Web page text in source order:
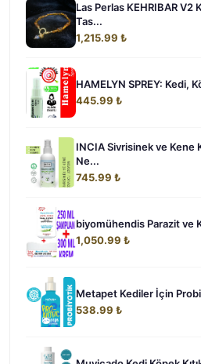
Las Perlas KEHRIBAR V2
Tas...
1,215.99 ₺
HAMELYN SPREY: Kedi,
445.99 ₺
INCIA Sivrisinek ve Kene
Ne...
745.99 ₺
biyomühendis Parazit ve
1,050.99 ₺
Metapet Kediler İçin
538.99 ₺